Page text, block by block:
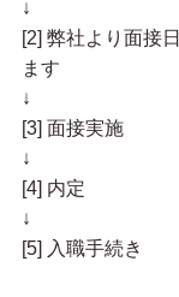
↓
[2] 弊社より面接
ます
↓
[3] 面接実施
↓
[4] 内定
↓
[5] 入職手続き